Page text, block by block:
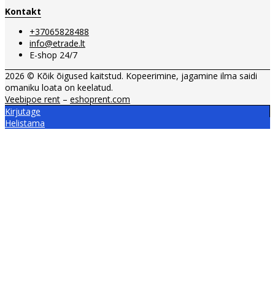
Kontakt
+37065828488
info@etrade.lt
E-shop 24/7
2026 © Kõik õigused kaitstud. Kopeerimine, jagamine ilma saidi
omaniku loata on keelatud.
Veebipoe rent – eshoprent.com
Kirjutage
Helistama